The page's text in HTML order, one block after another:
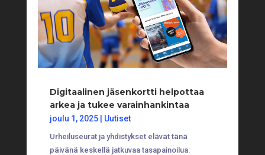
Digitaalinen jäsenkortti helpottaa
arkea ja tukee varainhankintaa
joulu 1, 2025| Uutiset
Urheiluseurat ja yhdistykset elävät tänä
päivänä keskellä jatkuvaa tasapainoilua: